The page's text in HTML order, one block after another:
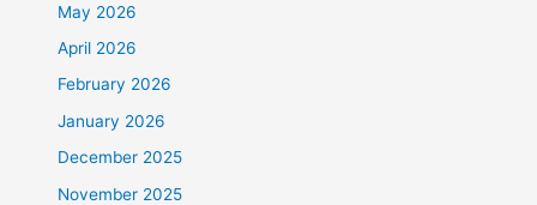
May 2026
April 2026
February 2026
January 2026
December 2025
November 2025